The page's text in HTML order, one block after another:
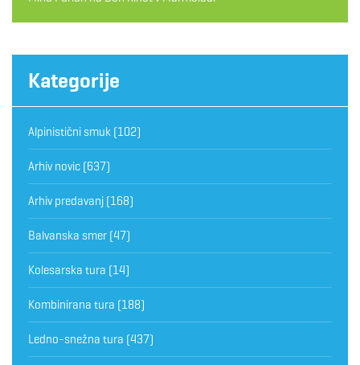
Kategorije
Alpinistični smuk (102)
Arhiv novic (637)
Arhiv predavanj (168)
Balvanska smer (47)
Kolesarska tura (14)
Kombinirana tura (188)
Ledno-snežna tura (437)